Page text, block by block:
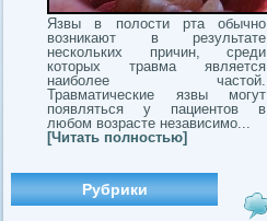
Язвы в полости рта обычно
возникают в результате
нескольких причин, среди
которых травма является
наиболее частой.
Травматические язвы могут
появляться у пациентов в
любом возрасте независимо...
[Читать полностью]
Рубрики